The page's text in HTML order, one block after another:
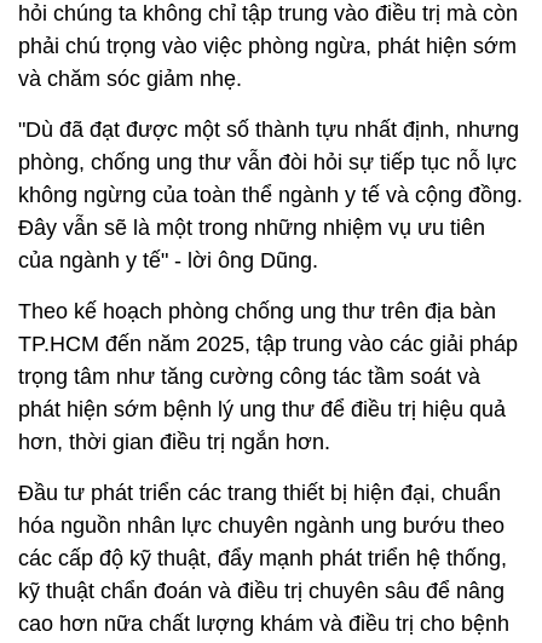
hỏi chúng ta không chỉ tập trung vào điều trị mà còn
phải chú trọng vào việc phòng ngừa, phát hiện sớm
và chăm sóc giảm nhẹ.
"Dù đã đạt được một số thành tựu nhất định, nhưng
phòng, chống ung thư vẫn đòi hỏi sự tiếp tục nỗ lực
không ngừng của toàn thể ngành y tế và cộng đồng.
Đây vẫn sẽ là một trong những nhiệm vụ ưu tiên
của ngành y tế" - lời ông Dũng.
Theo kế hoạch phòng chống ung thư trên địa bàn
TP.HCM đến năm 2025, tập trung vào các giải pháp
trọng tâm như tăng cường công tác tầm soát và
phát hiện sớm bệnh lý ung thư để điều trị hiệu quả
hơn, thời gian điều trị ngắn hơn.
Đầu tư phát triển các trang thiết bị hiện đại, chuẩn
hóa nguồn nhân lực chuyên ngành ung bướu theo
các cấp độ kỹ thuật, đẩy mạnh phát triển hệ thống,
kỹ thuật chẩn đoán và điều trị chuyên sâu để nâng
cao hơn nữa chất lượng khám và điều trị cho bệnh